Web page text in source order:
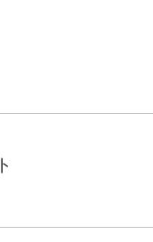
【zoom】という、
上での「IDの入
さい。 ・アプリを
ナー上の表示名と
ント開催以外の目的